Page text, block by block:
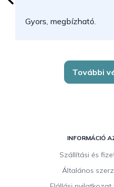
Gyors, megbízható.
További
INFORMÁCIÓ
Szállítási és
Általános